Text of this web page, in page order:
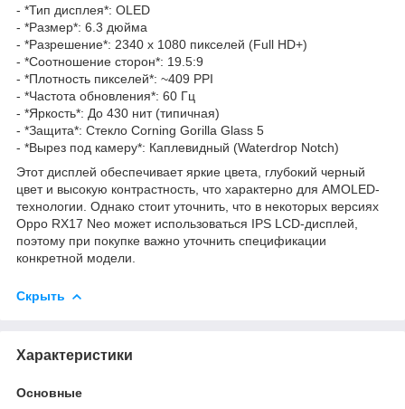
- *Тип дисплея*: OLED
- *Размер*: 6.3 дюйма
- *Разрешение*: 2340 x 1080 пикселей (Full HD+)
- *Соотношение сторон*: 19.5:9
- *Плотность пикселей*: ~409 PPI
- *Частота обновления*: 60 Гц
- *Яркость*: До 430 нит (типичная)
- *Защита*: Стекло Corning Gorilla Glass 5
- *Вырез под камеру*: Каплевидный (Waterdrop Notch)
Этот дисплей обеспечивает яркие цвета, глубокий черный
цвет и высокую контрастность, что характерно для AMOLED-
технологии. Однако стоит уточнить, что в некоторых версиях
Oppo RX17 Neo может использоваться IPS LCD-дисплей,
поэтому при покупке важно уточнить спецификации
конкретной модели.
Скрыть
Характеристики
Основные